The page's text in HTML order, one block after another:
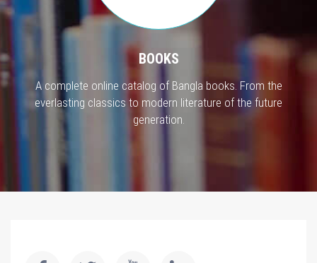
BOOKS
A complete online catalog of Bangla books. From the
everlasting classics to modern literature of the future
generation.